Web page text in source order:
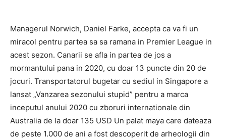
Managerul Norwich, Daniel Farke, accepta ca va fi un
miracol pentru partea sa sa ramana in Premier League in
acest sezon. Canarii se afla in partea de jos a
mormantului pana in 2020, cu doar 13 puncte din 20 de
jocuri. Transportatorul bugetar cu sediul in Singapore a
lansat „Vanzarea sezonului stupid” pentru a marca
inceputul anului 2020 cu zboruri internationale din
Australia de la doar 135 USD Un palat maya care dateaza
de peste 1.000 de ani a fost descoperit de arheologii din